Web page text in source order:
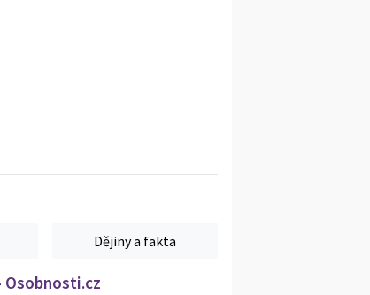
Dějiny a fakta
Osobnosti.cz